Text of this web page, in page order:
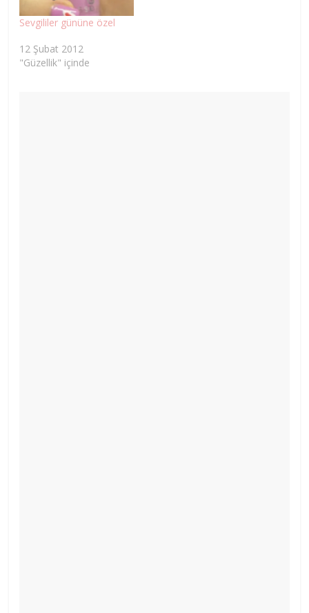
Sevgililer gününe özel
12 Şubat 2012
"Güzellik" içinde